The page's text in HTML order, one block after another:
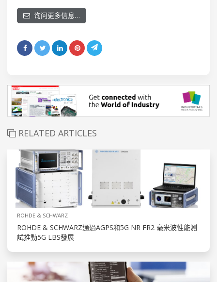
询问更多信息…
RELATED ARTICLES
ROHDE & SCHWARZ
ROHDE & SCHWARZ通過AGPS和5G NR FR2 毫米波性能測
試推動5G LBS發展